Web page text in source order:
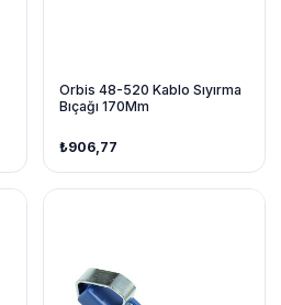
Orbis 48-520 Kablo Sıyırma
Bıçağı 170Mm
₺906,77